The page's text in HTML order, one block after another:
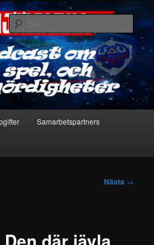
nördigheter
Sök
Samarbetspartners
Nästa →